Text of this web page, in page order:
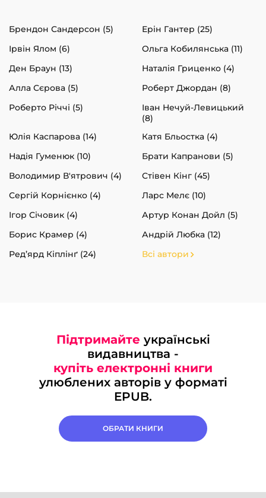
Брендон Сандерсон (5)
Ерін Гантер (25)
Ірвін Ялом (6)
Ольга Кобилянська (11)
Ден Браун (13)
Наталія Гриценко (4)
Алла Сєрова (5)
Роберт Джордан (8)
Роберто Річчі (5)
Іван Нечуй-Левицький
(8)
Юлія Каспарова (14)
Катя Бльостка (4)
Надія Гуменюк (10)
Брати Капранови (5)
Володимир В'ятрович (4)
Стівен Кінг (45)
Сергій Корнієнко (4)
Ларс Мелє (10)
Ігор Січовик (4)
Артур Конан Дойл (5)
Борис Крамер (4)
Андрій Любка (12)
Ред’ярд Кіплінґ (24)
Всі автори
Підтримайте українські
видавництва -
купіть електронні книги
улюблених авторів у форматі
EPUB.
ОБРАТИ КНИГИ